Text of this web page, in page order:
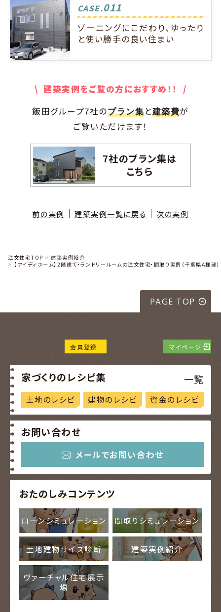
CASE.011
ゾーニングにこだわり、ゆったり
と使い勝手の良い住まい
\ 建築実例をご覧の方におすすめ！！ /
飯田グループ7社のプラン集と建築費が
ご覧いただけます！
7社のプラン集は
こちら
前の実例 ｜建築実例一覧に戻る ｜ 次の実例
注文住宅TOP
建築実例紹介
【アイディホーム】2階建て・ランドリールームの注文住宅・間取り実例（千葉県A様邸）
PAGE TOP
会員登録 マイページ
家づくりのレシピ集 一覧
土地のレシピ 建物のレシピ 資金のレシピ
お問い合わせ
メールでお問い合わせ
おたのしみコンテンツ
ローンシミュレーション 間取りシミュレーション
土地建物サイズ診断 建築実例紹介
ヴァーチャル住宅展示
場